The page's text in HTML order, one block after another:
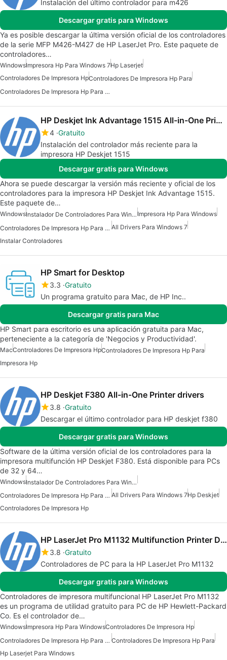
Instalación del último controlador para m426
Descargar gratis para Windows
Ya es posible descargar la última versión oficial de los controladores
de la serie MFP M426-M427 de HP LaserJet Pro. Este paquete de
controladores…
WindowsImpresora Hp Para Windows 7Hp Laserjet
Controladores De Impresora HpControladores De Impresora Hp Para
Controladores De Impresora Hp Para Windows 7
HP Deskjet Ink Advantage 1515 All-in-One Printer drivers
4 Gratuito
Instalación del controlador más reciente para la
impresora HP Deskjet 1515
Descargar gratis para Windows
Ahora se puede descargar la versión más reciente y oficial de los
controladores para la impresora HP Deskjet Ink Advantage 1515.
Este paquete de…
Windows Instalador De Controladores Para Windows 7Impresora Hp Para Windows
Controladores De Impresora Hp Para Windows All Drivers Para Windows 7
Instalar Controladores
HP Smart for Desktop
3.3 Gratuito
Un programa gratuito para Mac, de HP Inc..
Descargar gratis para Mac
HP Smart para escritorio es una aplicación gratuita para Mac,
perteneciente a la categoría de 'Negocios y Productividad'.
MacControladores De Impresora HpControladores De Impresora Hp Para
Impresora Hp
HP Deskjet F380 All-in-One Printer drivers
3.8 Gratuito
Descargar el último controlador para HP deskjet f380
Descargar gratis para Windows
Software de la última versión oficial de los controladores para la
impresora multifunción HP Deskjet F380. Está disponible para PCs
de 32 y 64…
Windows
Instalador De Controladores Para Windows 7
Controladores De Impresora Hp Para Windows All Drivers Para Windows 7Hp Deskjet
Controladores De Impresora Hp
HP LaserJet Pro M1132 Multifunction Printer Drivers
3.8 Gratuito
Controladores de PC para la HP LaserJet Pro M1132
Descargar gratis para Windows
Controladores de impresora multifuncional HP LaserJet Pro M1132
es un programa de utilidad gratuito para PC de HP Hewlett-Packard
Co. Es el controlador de…
WindowsImpresora Hp Para WindowsControladores De Impresora Hp
Controladores De Impresora Hp Para Windows Controladores De Impresora Hp Para
Hp Laserjet Para Windows